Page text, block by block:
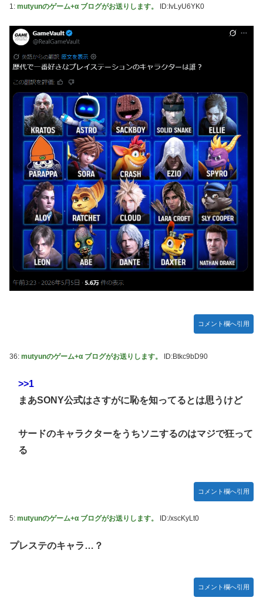
【速報】日本一ソフトウェア「定価9000円のゲームです。
【訃報】人気Vtuberの犬、19歳で死去
とんでもない「積みプラ」がテレビで放送されてしまう
【正論】X民「真の弱者男性は恋愛ゲームとかアニメ見てな
い。本当の闇を見せるね」←170000バズwwwwwww
【シンデレラガールズ】 百鬼夜行をテーマとしたPOP UP
SHOPが東京・大阪にて開催
【デレマス×仮面ライダー】 仮面ライダーバロンＰ第１話
「始まりの巫女」
メディア「Switch2、499ドルでも安い800ドル超えるか
も。PS5は直近での値上げ可能性低い」
【艦これ】E3-4クリアの流れ来てるな
【悲報】ハンターハンター連載再開の様子、全くないｗｗｗ
ｗｗｗｗｗｗｗｗｗｗ
【画像】吉岡里帆さん、モリマン具合がよくわかる証拠がこ
ちらｗｗｗｗｗｗ
【艦これ】E3-3はスク水パーティでOk？
件 その８
が増えているらしい
スーツVer.」プライズフィギュア【彩色原型公開】
【FF16】 「ファイナルファンタジー16」発売日が6/22に決
73milで契約延長合意
エクスアリーナ松戸がディスクアップ2を撤去したらしくデ
ィスクアッパーさん達から落胆の声
結局おまえらが求める『RPGの理想の主人公』って一体どう
いうのなん？
1: mutyunのゲーム+α ブログがお送りします。 ID:IvLyU6YK0
コメント欄へ引用
36: mutyunのゲーム+α ブログがお送りします。 ID:Btkc9bD90
>>1
まあSONY公式はさすがに恥を知ってるとは思うけど
サードのキャラクターをうちソニするのはマジで狂って
る
コメント欄へ引用
5: mutyunのゲーム+α ブログがお送りします。 ID:/xscKyLt0
プレステのキャラ…？
コメント欄へ引用